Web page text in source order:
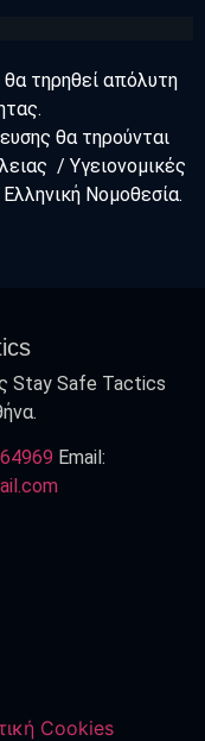
θα τηρηθεί απόλυτη
θα τηρούνται
/ Υγειονομικές
Νομοθεσία.
Stay Safe Tactics
Εmail:
Cookies